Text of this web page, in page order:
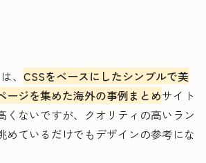
、 CSSをベースにしたシンプルで美
ージを集めた海外の事例まとめサイト
くないですが、クオリティの高いラン
めているだけでもデザインの参考にな